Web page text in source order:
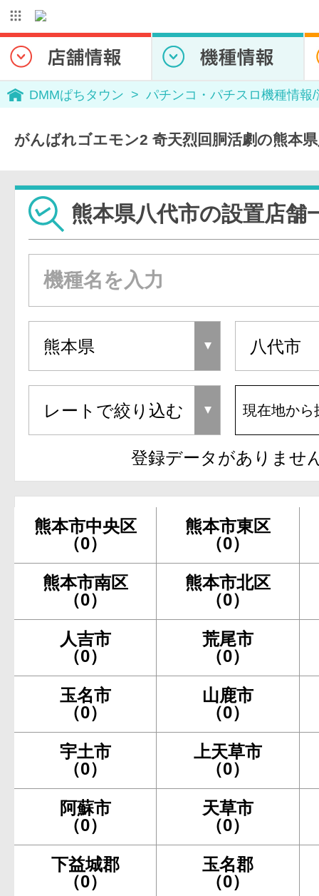
DMMぱちタウン パチンコ・パチスロ機種情報
がんばれゴエモン2 奇天烈回胴活劇の熊本
熊本県八代市の設置店舗
現在地から
登録データがありませ
熊本市中央区
（0）
熊本市東区
（0）
熊本市南区
（0）
熊本市北区
（0）
人吉市
（0）
荒尾市
（0）
玉名市
（0）
山鹿市
（0）
宇土市
（0）
上天草市
（0）
阿蘇市
（0）
天草市
（0）
下益城郡
（0）
玉名郡
（0）